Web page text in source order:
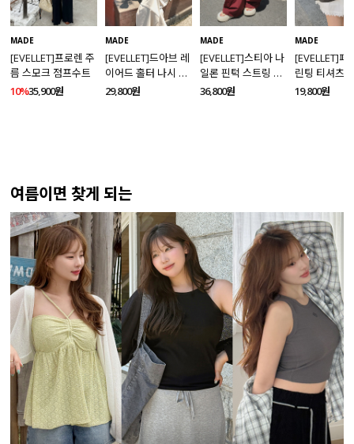
MADE
[EVELLET]프로렌 주
름 스모크 점프수트
10%35,900원
MADE
[EVELLET]드아브 레
이어드 홀터 나시 가
디건 티셔츠
29,800원
MADE
[EVELLET]스티아 나
일론 핀턱 스트링 커
브드 밴딩팬츠
36,800원
MADE
[EVELLET]페
린팅 티셔츠
19,800원
여름이면 찾게 되는